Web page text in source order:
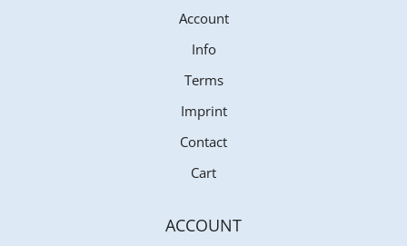
Account
Info
Terms
Imprint
Contact
Cart
ACCOUNT